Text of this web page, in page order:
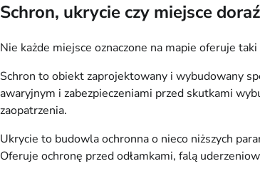
Schron, ukrycie czy miejsce
Nie każde miejsce oznaczone na mapie oferuje
Schron to obiekt zaprojektowany i wybudowany
awaryjnym i zabezpieczeniami przed skutkami
zaopatrzenia.
Ukrycie to budowla ochronna o nieco niższych
Oferuje ochronę przed odłamkami, falą